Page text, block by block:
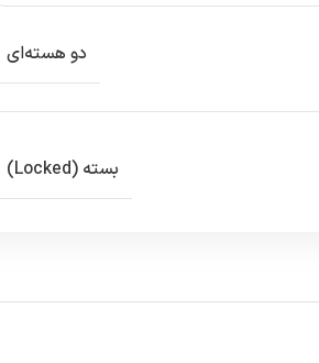
دو هسته‌ای
بسته (Locked)